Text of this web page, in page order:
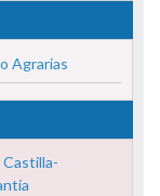
Agrarias